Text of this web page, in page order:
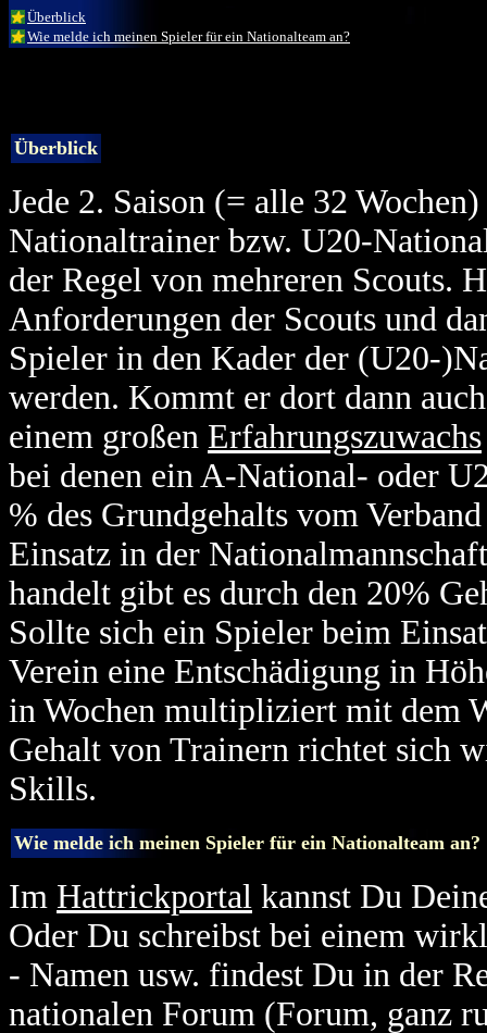
Überblick
Wie melde ich meinen Spieler für ein Nationalteam an?
Überblick
Jede 2. Saison (= alle 32
Nationaltrainer bzw. U20-
der Regel von mehreren Scouts.
Anforderungen der Scouts und
Spieler in den Kader der (U20-
werden. Kommt er dort dann
einem großen Erfahrungszuwachs
bei denen ein A-National- oder
% des Grundgehalts vom
Einsatz in der
handelt gibt es durch den 20%
Sollte sich ein Spieler beim
Verein eine Entschädigung in
in Wochen multipliziert mit dem
Gehalt von Trainern richtet sich
Skills.
Wie melde ich meinen Spieler für ein Nationalteam an?
Im Hattrickportal kannst Du
Oder Du schreibst bei einem
- Namen usw. findest Du in der
nationalen Forum (Forum, ganz